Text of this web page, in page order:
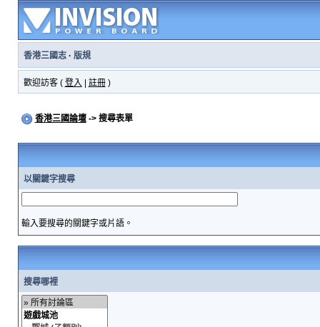
香港三國志· 版規
歡迎訪客 ( 登入 註冊)
香港三國論壇-> 搜尋表單
以關鍵字搜尋
輸入要搜尋的關鍵字或片語。
搜尋哪裡